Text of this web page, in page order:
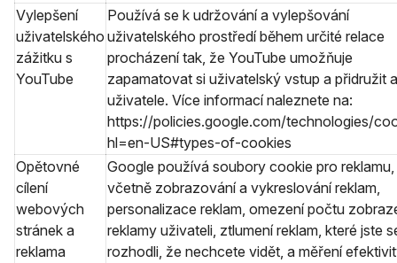
Vylepšení
uživatelského
zážitku s
YouTube
Používá se k udržování a vylepšování
uživatelského prostředí během určité relace
procházení tak, že YouTube umožňuje
zapamatovat si uživatelský vstup a přidružit
uživatele. Více informací naleznete na:
https://policies.google.com/technologies/
hl=en-US#types-of-cookies
Opětovné
cílení
webových
stránek a
reklama
Google používá soubory cookie pro reklamu,
včetně zobrazování a vykreslování reklam,
personalizace reklam, omezení počtu
reklamy uživateli, ztlumení reklam, které jste
rozhodli, že nechcete vidět, a měření